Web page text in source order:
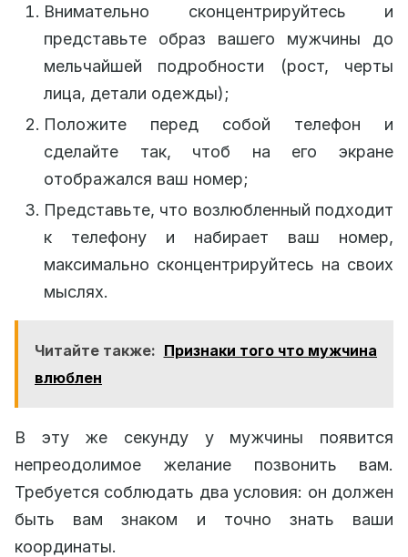
Внимательно сконцентрируйтесь и
представьте образ вашего мужчины до
мельчайшей подробности (рост, черты
лица, детали одежды);
Положите перед собой телефон и
сделайте так, чтоб на его экране
отображался ваш номер;
Представьте, что возлюбленный подходит
к телефону и набирает ваш номер,
максимально сконцентрируйтесь на своих
мыслях.
Читайте также: Признаки того что мужчина
влюблен
В эту же секунду у мужчины появится
непреодолимое желание позвонить вам.
Требуется соблюдать два условия: он должен
быть вам знаком и точно знать ваши
координаты.